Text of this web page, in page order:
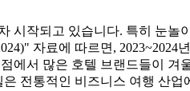
시작되고 있습니다. 특히 눈
자료에 따르면,
에서 많은 호텔 브랜드들이
전통적인 비즈니스 여행 산